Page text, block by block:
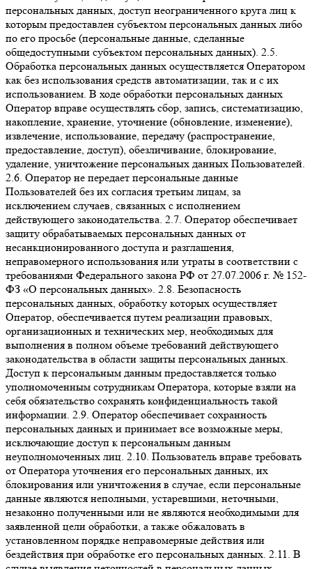
персональных данных, доступ неограниченного круга лиц к
которым предоставлен субъектом персональных данных либо
по его просьбе (персональные данные, сделанные
общедоступными субъектом персональных данных). 2.5.
Обработка персональных данных осуществляется Оператором
как без использования средств автоматизации, так и с их
использованием. В ходе обработки персональных данных
Оператор вправе осуществлять сбор, запись, систематизацию,
накопление, хранение, уточнение (обновление, изменение),
извлечение, использование, передачу (распространение,
предоставление, доступ), обезличивание, блокирование,
удаление, уничтожение персональных данных Пользователей.
2.6. Оператор не передает персональные данные
Пользователей без их согласия третьим лицам, за
исключением случаев, связанных с исполнением
действующего законодательства. 2.7. Оператор обеспечивает
защиту обрабатываемых персональных данных от
несанкционированного доступа и разглашения,
неправомерного использования или утраты в соответствии с
требованиями Федерального закона РФ от 27.07.2006 г. № 152-
ФЗ «О персональных данных». 2.8. Безопасность
персональных данных, обработку которых осуществляет
Оператор, обеспечивается путем реализации правовых,
организационных и технических мер, необходимых для
выполнения в полном объеме требований действующего
законодательства в области защиты персональных данных.
Доступ к персональным данным предоставляется только
уполномоченным сотрудникам Оператора, которые взяли на
себя обязательство сохранять конфиденциальность такой
информации. 2.9. Оператор обеспечивает сохранность
персональных данных и принимает все возможные меры,
исключающие доступ к персональным данным
неуполномоченных лиц. 2.10. Пользователь вправе требовать
от Оператора уточнения его персональных данных, их
блокирования или уничтожения в случае, если персональные
данные являются неполными, устаревшими, неточными,
незаконно полученными или не являются необходимыми для
заявленной цели обработки, а также обжаловать в
установленном порядке неправомерные действия или
бездействия при обработке его персональных данных. 2.11. В